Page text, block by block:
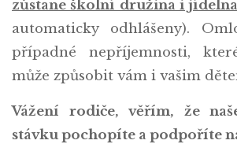
zůstane školní družina i jídelna
automaticky odhlášeny).
případné nepříjemnosti,
může způsobit vám i vašim
Vážení rodiče, věřím, že
stávku pochopíte a podpoříte